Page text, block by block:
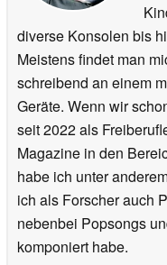
diverse Konsolen bis
Meistens findet man
schreibend an einem
Geräte. Wenn wir
seit 2022 als
Magazine in den
habe ich unter
ich als Forscher auch
nebenbei Popsongs
komponiert habe.